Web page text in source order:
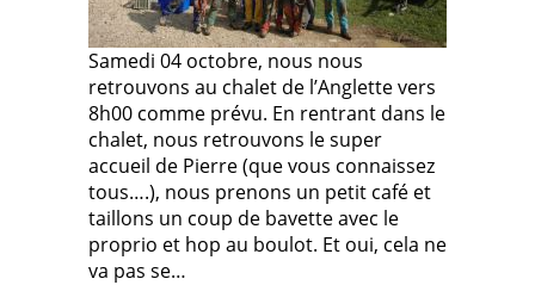
Samedi 04 octobre, nous nous
retrouvons au chalet de l’Anglette vers
8h00 comme prévu. En rentrant dans le
chalet, nous retrouvons le super
accueil de Pierre (que vous connaissez
tous….), nous prenons un petit café et
taillons un coup de bavette avec le
proprio et hop au boulot. Et oui, cela ne
va pas se…